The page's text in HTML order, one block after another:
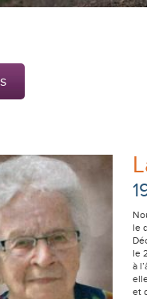
le
le
à
et